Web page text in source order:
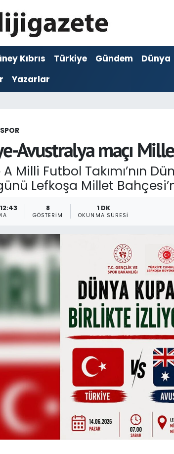
Kıbrıs Türkiye Gündem Dünya
Yazarlar
SPOR
Avustralya maçı
Milli Futbol Takımı’nın
Lefkoşa Millet
8
GÖSTERIM
1 DK
OKUNMA SÜRESI
2018